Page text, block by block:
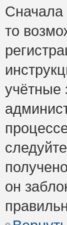
Сначала
то
учётные
он